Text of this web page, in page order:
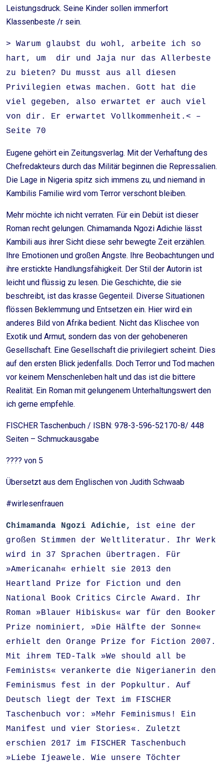
Leistungsdruck. Seine Kinder sollen immerfort
Klassenbeste /r sein.
> Warum glaubst du wohl, arbeite ich so
hart, um dir und Jaja nur das Allerbeste
zu bieten? Du musst aus all diesen
Privilegien etwas machen. Gott hat die
viel gegeben, also erwartet er auch viel
von dir. Er erwartet Vollkommenheit.< –
Seite 70
Eugene gehört ein Zeitungsverlag. Mit der Verhaftung des
Chefredakteurs durch das Militär beginnen die Repressalien.
Die Lage in Nigeria spitz sich immens zu, und niemand in
Kambilis Familie wird vom Terror verschont bleiben.
Mehr möchte ich nicht verraten. Für ein Debüt ist dieser
Roman recht gelungen. Chimamanda Ngozi Adichie lässt
Kambili aus ihrer Sicht diese sehr bewegte Zeit erzählen.
Ihre Emotionen und großen Ängste. Ihre Beobachtungen und
ihre erstickte Handlungsfähigkeit. Der Stil der Autorin ist
leicht und flüssig zu lesen. Die Geschichte, die sie
beschreibt, ist das krasse Gegenteil. Diverse Situationen
flössen Beklemmung und Entsetzen ein. Hier wird ein
anderes Bild von Afrika bedient. Nicht das Klischee von
Exotik und Armut, sondern das von der gehobeneren
Gesellschaft. Eine Gesellschaft die privilegiert scheint. Dies
auf den ersten Blick jedenfalls. Doch Terror und Tod machen
vor keinem Menschenleben halt und das ist die bittere
Realität. Ein Roman mit gelungenem Unterhaltungswert den
ich gerne empfehle.
FISCHER Taschenbuch / ISBN: 978-3-596-52170-8/ 448
Seiten – Schmuckausgabe
???? von 5
Übersetzt aus dem Englischen von Judith Schwaab
#wirlesenfrauen
Chimamanda Ngozi Adichie,
ist eine der
großen Stimmen der Weltliteratur. Ihr Werk
wird in 37 Sprachen übertragen. Für
»Americanah« erhielt sie 2013 den
Heartland Prize for Fiction und den
National Book Critics Circle Award. Ihr
Roman »Blauer Hibiskus« war für den Booker
Prize nominiert, »Die Hälfte der Sonne«
erhielt den Orange Prize for Fiction 2007.
Mit ihrem TED-Talk »We should all be
Feminists« verankerte die Nigerianerin den
Feminismus fest in der Popkultur. Auf
Deutsch liegt der Text im FISCHER
Taschenbuch vor: »Mehr Feminismus! Ein
Manifest und vier Stories«. Zuletzt
erschien 2017 im FISCHER Taschenbuch
»Liebe Ijeawele. Wie unsere Töchter